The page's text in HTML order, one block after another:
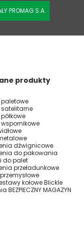
PROMAG S.A.
produkty
paletowe
satelitarne
wspornikowe
dźwignicowe
do pakowania
do palet
przeładunkowe
kołowe Blickle
BEZPIECZNY MAGAZYN